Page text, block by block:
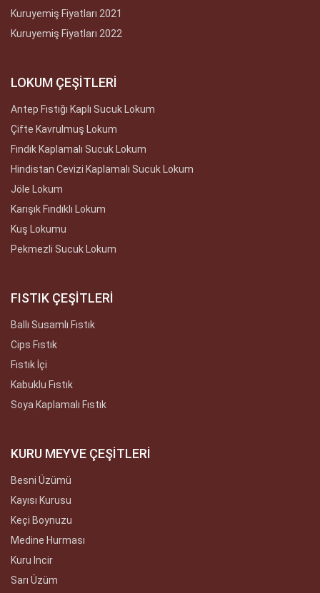
Kuruyemiş Fiyatları 2021
Kuruyemiş Fiyatları 2022
LOKUM ÇEŞİTLERİ
Antep Fıstığı Kaplı Sucuk Lokum
Çifte Kavrulmuş Lokum
Fındık Kaplamalı Sucuk Lokum
Hindistan Cevizi Kaplamalı Sucuk Lokum
Jöle Lokum
Karışık Fındıklı Lokum
Kuş Lokumu
Pekmezli Sucuk Lokum
FISTIK ÇEŞİTLERİ
Ballı Susamlı Fıstık
Cips Fıstık
Fıstık İçi
Kabuklu Fıstık
Soya Kaplamalı Fıstık
KURU MEYVE ÇEŞİTLERİ
Besni Üzümü
Kayısı Kurusu
Keçi Boynuzu
Medine Hurması
Kuru Incir
Sarı Üzüm